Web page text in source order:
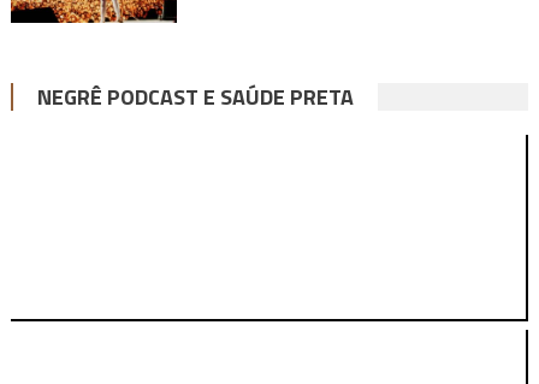
NEGRÊ PODCAST E SAÚDE PRETA